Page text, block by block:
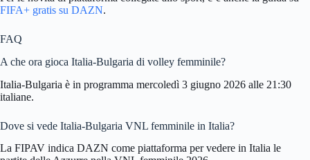
FIFA+ gratis su DAZN.
FAQ
A che ora gioca Italia-Bulgaria di volley femminile?
Italia-Bulgaria è in programma mercoledì 3 giugno 2026 alle 21:30
italiane.
Dove si vede Italia-Bulgaria VNL femminile in Italia?
La FIPAV indica DAZN come piattaforma per vedere in Italia le